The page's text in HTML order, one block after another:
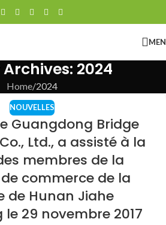
2024
Home 2024
NOUVELLES
Guangdong Bridge
Ltd., a assisté à la
membres de la
commerce de la
de Hunan Jiahe
29 novembre 2017